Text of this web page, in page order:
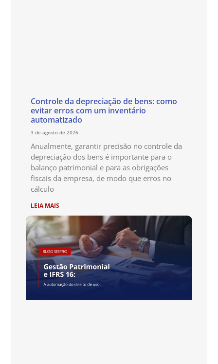
Controle da depreciação de bens: como
evitar erros com um inventário
automatizado
3 de agosto de 2026
Anualmente, garantir precisão no controle da
depreciação dos bens é importante para o
balanço patrimonial e para as obrigações
fiscais da empresa, de modo que erros no
cálculo
LEIA MAIS